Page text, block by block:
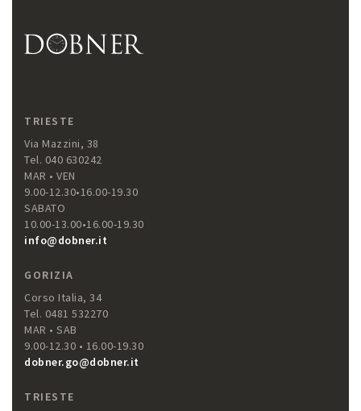
TRIESTE
Via Mazzini, 38
Tel. 040 630242
MAR • VEN
9.00-12.30•16.00-19.30
SABATO
10.00-13.00•16.00-19.30
info@dobner.it
GORIZIA
Corso Italia, 34
Tel. 0481 532270
MAR • SAB
9.00-12.30 • 16.00-19.30
dobner.go@dobner.it
TRIESTE